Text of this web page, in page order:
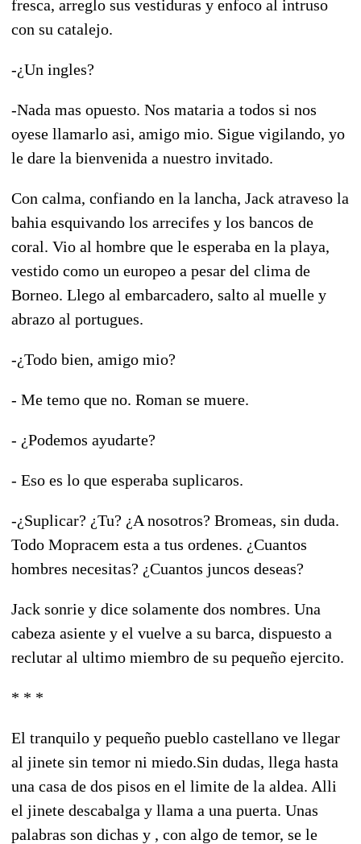
fresca, arreglo sus vestiduras y enfoco al intruso
con su catalejo.
-¿Un ingles?
-Nada mas opuesto. Nos mataria a todos si nos
oyese llamarlo asi, amigo mio. Sigue vigilando, yo
le dare la bienvenida a nuestro invitado.
Con calma, confiando en la lancha, Jack atraveso la
bahia esquivando los arrecifes y los bancos de
coral. Vio al hombre que le esperaba en la playa,
vestido como un europeo a pesar del clima de
Borneo. Llego al embarcadero, salto al muelle y
abrazo al portugues.
-¿Todo bien, amigo mio?
- Me temo que no. Roman se muere.
- ¿Podemos ayudarte?
- Eso es lo que esperaba suplicaros.
-¿Suplicar? ¿Tu? ¿A nosotros? Bromeas, sin duda.
Todo Mopracem esta a tus ordenes. ¿Cuantos
hombres necesitas? ¿Cuantos juncos deseas?
Jack sonrie y dice solamente dos nombres. Una
cabeza asiente y el vuelve a su barca, dispuesto a
reclutar al ultimo miembro de su pequeño ejercito.
* * *
El tranquilo y pequeño pueblo castellano ve llegar
al jinete sin temor ni miedo.Sin dudas, llega hasta
una casa de dos pisos en el limite de la aldea. Alli
el jinete descabalga y llama a una puerta. Unas
palabras son dichas y , con algo de temor, se le